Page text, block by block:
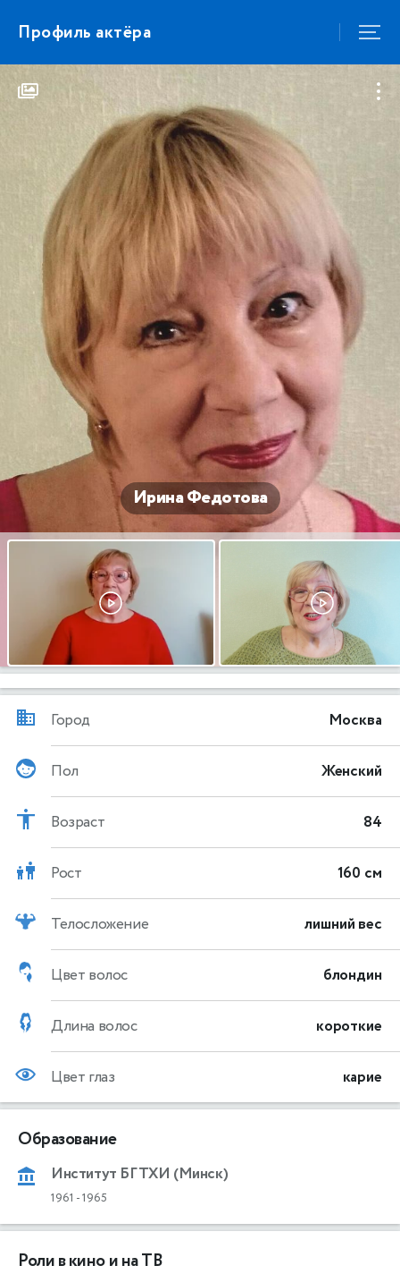
Профиль актёра
Ирина Федотова
Город Москва
Пол Женский
Возраст 84
Рост 160 см
Телосложение лишний вес
Цвет волос блондин
Длина волос короткие
Цвет глаз карие
Образование
Институт БГТХИ (Минск)
1961 -1965
Роли в кино и на ТВ